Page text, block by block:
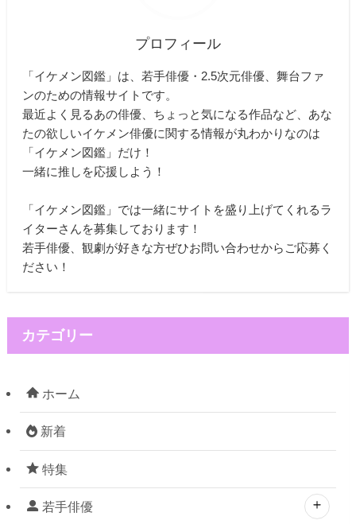
プロフィール
「イケメン図鑑」は、若手俳優・2.5次元俳優、舞台ファ
ンのための情報サイトです。
最近よく見るあの俳優、ちょっと気になる作品など、あな
たの欲しいイケメン俳優に関する情報が丸わかりなのは
「イケメン図鑑」だけ！
一緒に推しを応援しよう！
「イケメン図鑑」では一緒にサイトを盛り上げてくれるラ
イターさんを募集しております！
若手俳優、観劇が好きな方ぜひお問い合わせからご応募く
ださい！
カテゴリー
ホーム
新着
特集
若手俳優